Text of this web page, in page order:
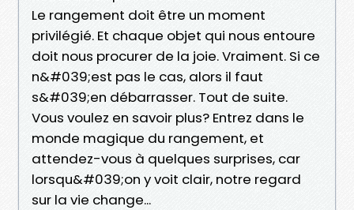
Le rangement doit être un moment
privilégié. Et chaque objet qui nous entoure
doit nous procurer de la joie. Vraiment. Si ce
n&#039;est pas le cas, alors il faut
s&#039;en débarrasser. Tout de suite.
Vous voulez en savoir plus? Entrez dans le
monde magique du rangement, et
attendez-vous à quelques surprises, car
lorsqu&#039;on y voit clair, notre regard
sur la vie change...